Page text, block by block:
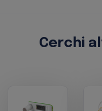
Cerchi